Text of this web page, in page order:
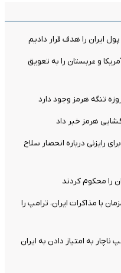
ایران را هدف قرار دادیم
و عربستان را به تعویق
هرمز خبر داد
رایزنی درباره انحصار سلاح
را محکوم کردند
با مذاکرات ایران، ترامپ را
ناچار به امتیاز دادن به ایران